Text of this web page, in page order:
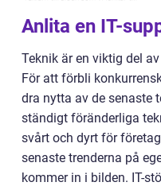
Anlita en IT-
Teknik är en viktig del
För att förbli
dra nytta av de senaste
ständigt föränderliga
svårt och dyrt för
senaste trenderna på
kommer in i bilden. IT-